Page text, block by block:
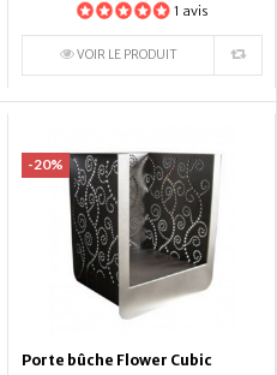
1 avis
VOIR LE PRODUIT
-20%
Porte bûche Flower Cubic